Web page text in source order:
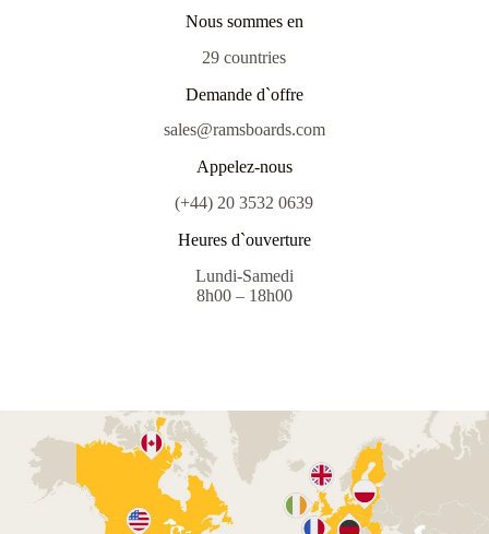
Nous sommes en
29 countries
Demande d`offre
sales@ramsboards.com
Appelez-nous
(+44) 20 3532 0639
Heures d`ouverture
Lundi-Samedi
8h00 – 18h00